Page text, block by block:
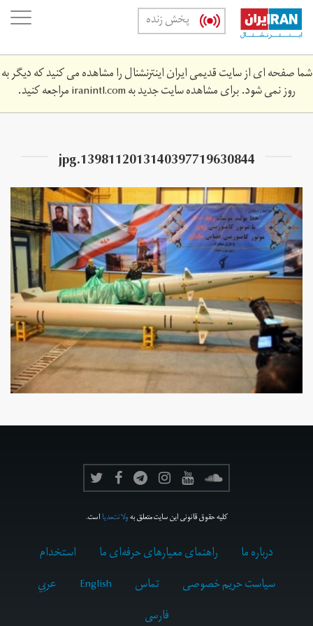
Skip
main
content
پخش زنده
شما صفحه ای از سایت قدیمی ایران اینترنشنال را مشاهده می کنید که دیگر به
روز نمی شود. برای مشاهده سایت جدید بهiranintl.comمراجعه کنید.
1398112013140397719630844.jpg
کلیه حقوق قانونی این سایت متعلق بهولانت‌مدیااست.
درباره ما راهنمای معیارهای حرفه‌ای ما
استخدام
سیاست حریم خصوصی
تماس English
عربي
فارسى